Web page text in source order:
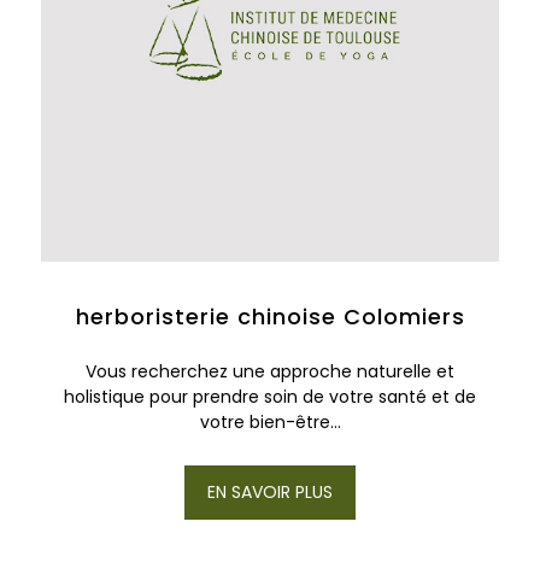
herboristerie chinoise Colomiers
Vous recherchez une approche naturelle et
holistique pour prendre soin de votre santé et de
votre bien-être...
EN SAVOIR PLUS